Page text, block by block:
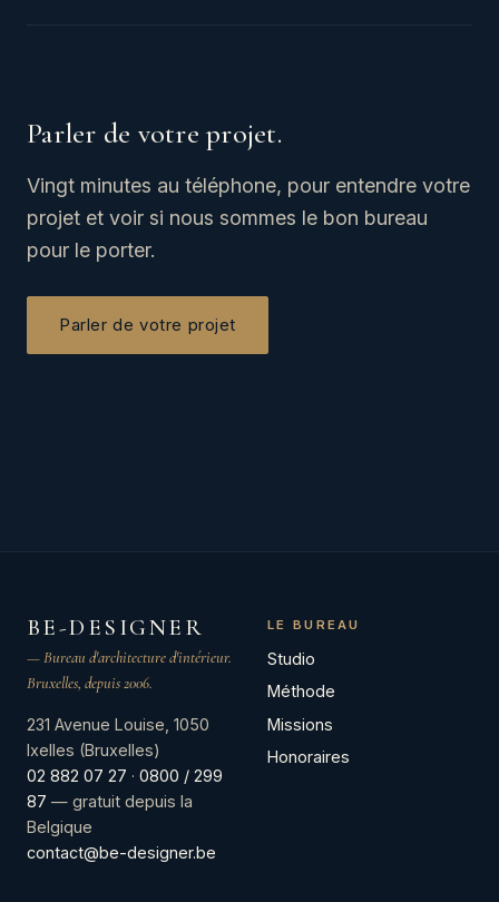
Parler de votre projet.
Vingt minutes au téléphone, pour entendre votre
projet et voir si nous sommes le bon bureau
pour le porter.
Parler de votre projet
BE-DESIGNER
— Bureau d'architecture d'intérieur.
Bruxelles, depuis 2006.
231 Avenue Louise, 1050
Ixelles (Bruxelles)
02 882 07 27 · 0800 / 299
87 — gratuit depuis la
Belgique
contact@be-designer.be
LE BUREAU
Studio
Méthode
Missions
Honoraires